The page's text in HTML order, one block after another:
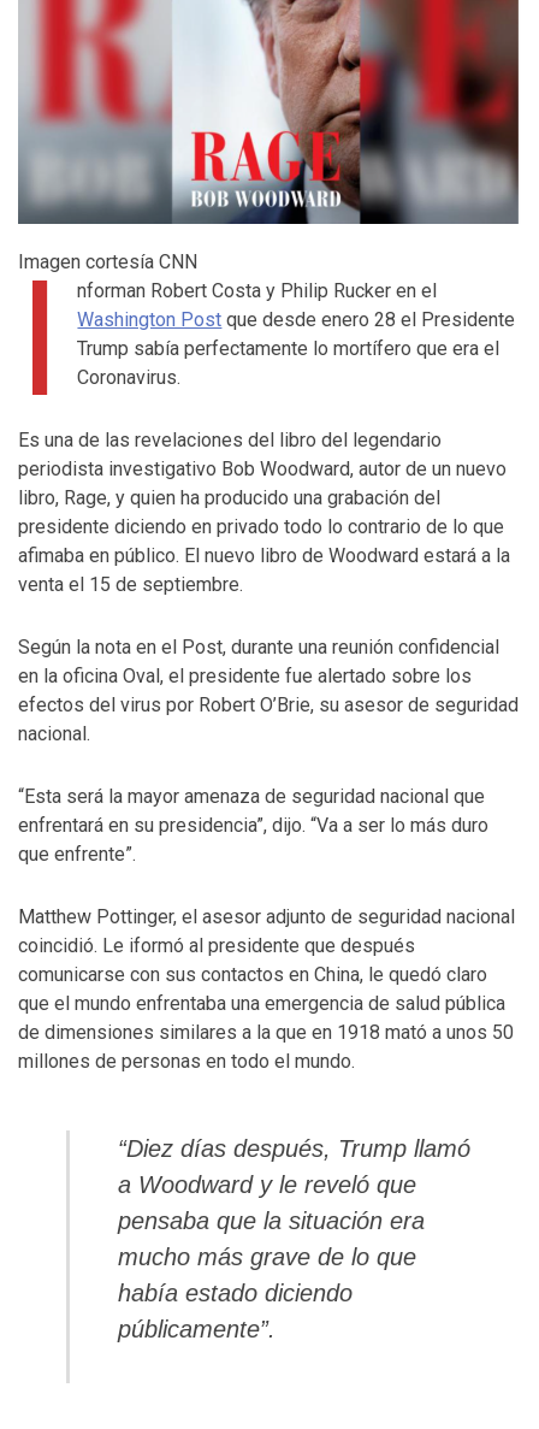
Imagen cortesía CNN
I nforman Robert Costa y Philip Rucker en el
Washington Post que desde enero 28 el Presidente
Trump sabía perfectamente lo mortífero que era el
Coronavirus.
Es una de las revelaciones del libro del legendario
periodista investigativo Bob Woodward, autor de un nuevo
libro, Rage, y quien ha producido una grabación del
presidente diciendo en privado todo lo contrario de lo que
afimaba en público. El nuevo libro de Woodward estará a la
venta el 15 de septiembre.
Según la nota en el Post, durante una reunión confidencial
en la oficina Oval, el presidente fue alertado sobre los
efectos del virus por Robert O’Brie, su asesor de seguridad
nacional.
“Esta será la mayor amenaza de seguridad nacional que
enfrentará en su presidencia”, dijo. “Va a ser lo más duro
que enfrente”.
Matthew Pottinger, el asesor adjunto de seguridad nacional
coincidió. Le iformó al presidente que después
comunicarse con sus contactos en China, le quedó claro
que el mundo enfrentaba una emergencia de salud pública
de dimensiones similares a la que en 1918 mató a unos 50
millones de personas en todo el mundo.
“Diez días después, Trump llamó
a Woodward y le reveló que
pensaba que la situación era
mucho más grave de lo que
había estado diciendo
públicamente”.